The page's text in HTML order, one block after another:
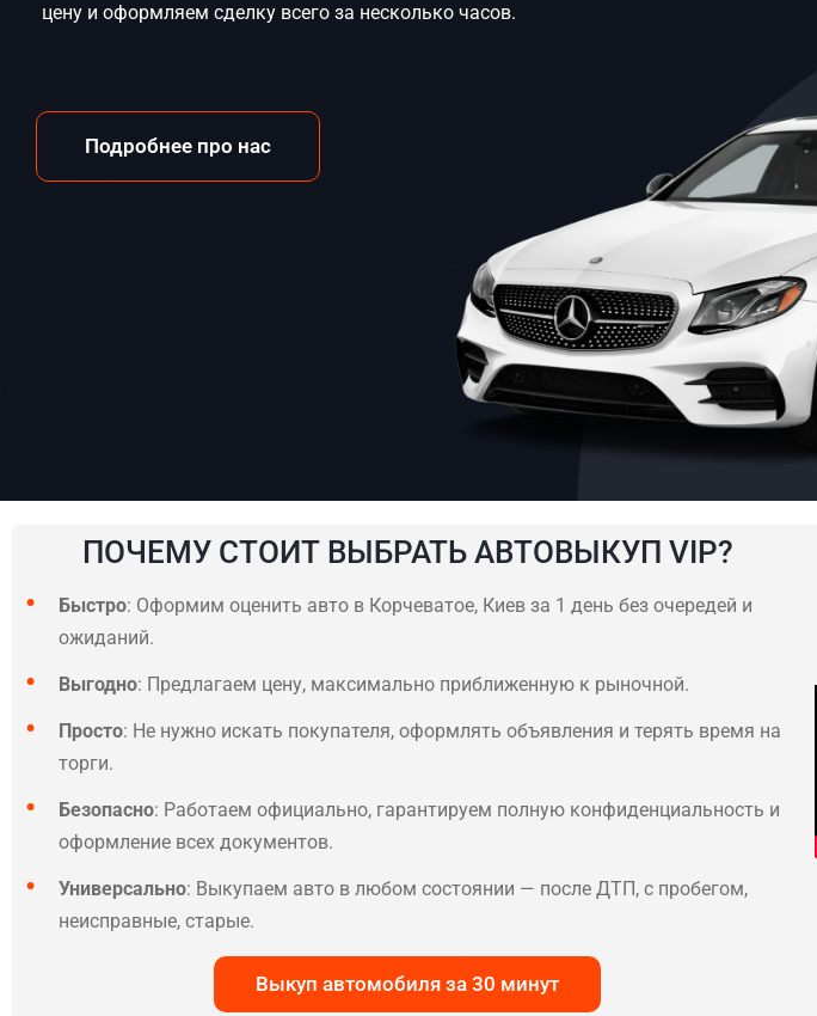
цену и оформляем сделку всего за несколько часов.
Подробнее про нас
ПОЧЕМУ СТОИТ ВЫБРАТЬ АВТОВЫКУП VIP?
Быстро: Оформим оценить авто в Корчеватое, Киев за 1 день без очередей и
ожиданий.
Выгодно: Предлагаем цену, максимально приближенную к рыночной.
Просто: Не нужно искать покупателя, оформлять объявления и терять время на
торги.
Безопасно: Работаем официально, гарантируем полную конфиденциальность и
оформление всех документов.
Универсально: Выкупаем авто в любом состоянии — после ДТП, с пробегом,
неисправные, старые.
Выкуп автомобиля за 30 минут